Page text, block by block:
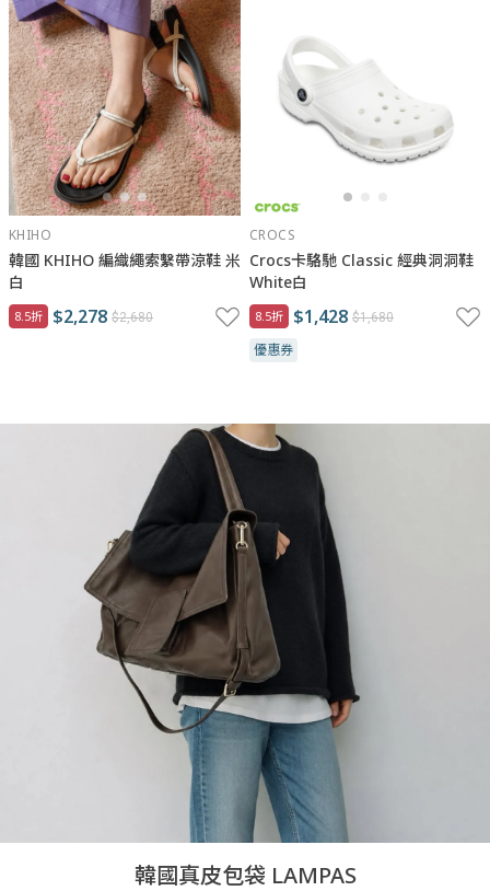
KHIHO
韓國 KHIHO 編織繩索繫帶涼鞋 米
白
8.5折 $2,278 $2,680
CROCS
Crocs卡駱馳 Classic 經典洞洞鞋
White白
8.5折 $1,428 $1,680
優惠券
韓國真皮包袋 LAMPAS